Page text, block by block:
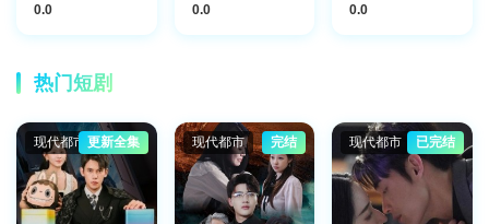
0.0 0.0 0.0
热门短剧
现代都市 更新全集 现代都市 完结 现代都市 已完结